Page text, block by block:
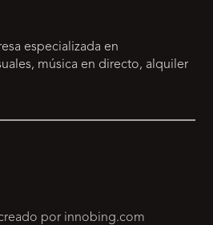
especializada en
música en directo, alquiler
por innobing.com